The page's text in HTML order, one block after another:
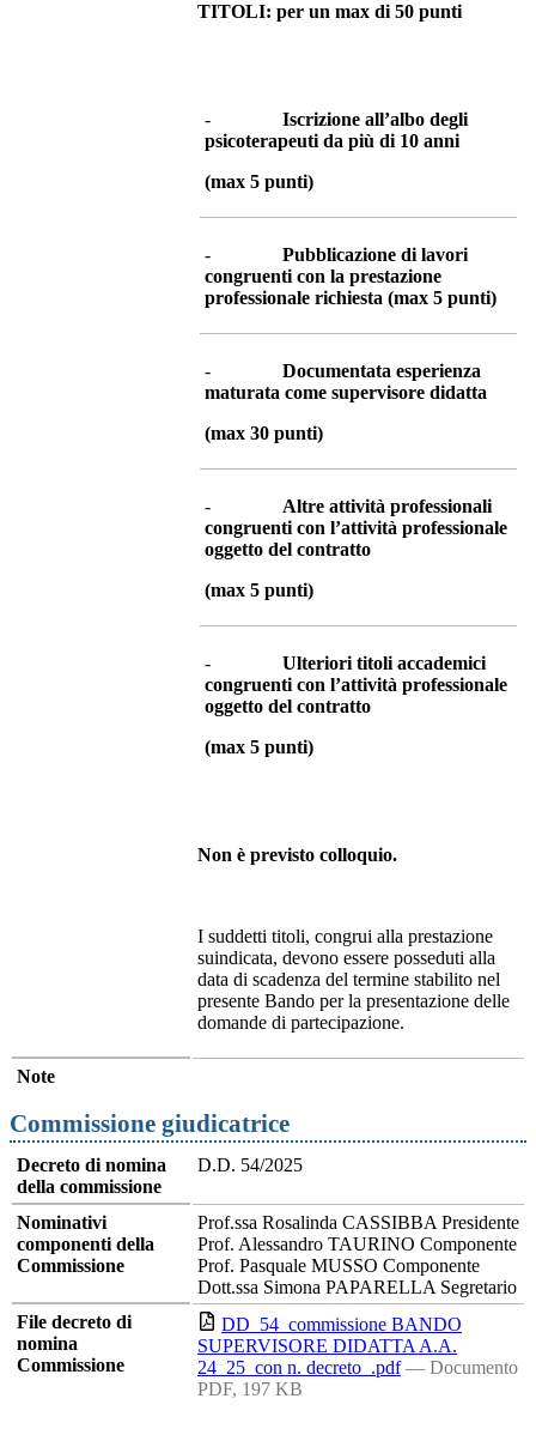
TITOLI: per un max di 50 punti
- Iscrizione all’albo degli
psicoterapeuti da più di 10 anni
(max 5 punti)
- Pubblicazione di lavori
congruenti con la prestazione
professionale richiesta (max 5 punti)
- Documentata esperienza
maturata come supervisore didatta
(max 30 punti)
- Altre attività professionali
congruenti con l’attività professionale
oggetto del contratto
(max 5 punti)
- Ulteriori titoli accademici
congruenti con l’attività professionale
oggetto del contratto
(max 5 punti)
Non è previsto colloquio.
I suddetti titoli, congrui alla prestazione
suindicata, devono essere posseduti alla
data di scadenza del termine stabilito nel
presente Bando per la presentazione delle
domande di partecipazione.
Note
Commissione giudicatrice
Decreto di nomina
della commissione
D.D. 54/2025
Nominativi
componenti della
Commissione
Prof.ssa Rosalinda CASSIBBA Presidente
Prof. Alessandro TAURINO Componente
Prof. Pasquale MUSSO Componente
Dott.ssa Simona PAPARELLA Segretario
File decreto di
nomina
Commissione
DD_54_commissione BANDO
SUPERVISORE DIDATTA A.A.
24_25_con n. decreto_.pdf — Documento
PDF, 197 KB